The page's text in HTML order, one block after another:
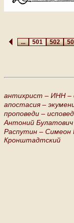
... 501 502
антихрист – ИНН –
апостасия –
проповеди –
Антоний Булатович
Распутин – Симеон
Кронштадтский